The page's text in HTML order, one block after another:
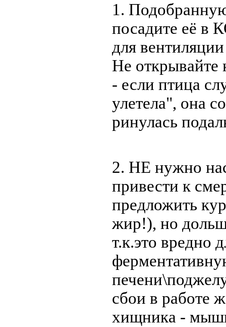
1.
посадите её в
для
Не открывайте
- если птица
улетела", она
ринулась
2. НЕ нужно
привести к
предложить
жир!), но
т.к.это вредно
сбои в работе
хищника -